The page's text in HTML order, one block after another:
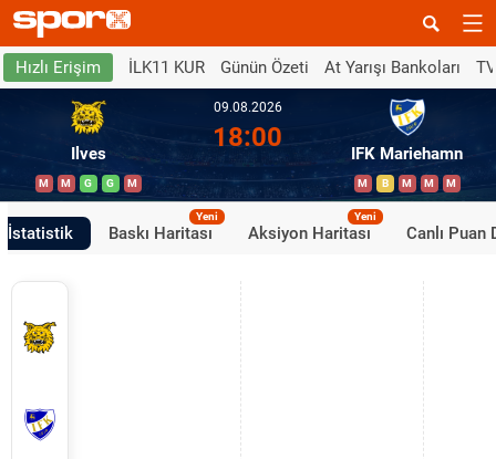
Hızlı Erişim İLK11 KUR Günün Özeti At Yarışı Bankoları
Ilves
M M G G M
09.08.2026
18:00
IFK Mariehamn
M B M M M
İstatistik Baskı Haritası
Yeni
Aksiyon Haritası
Yeni
Canlı Puan